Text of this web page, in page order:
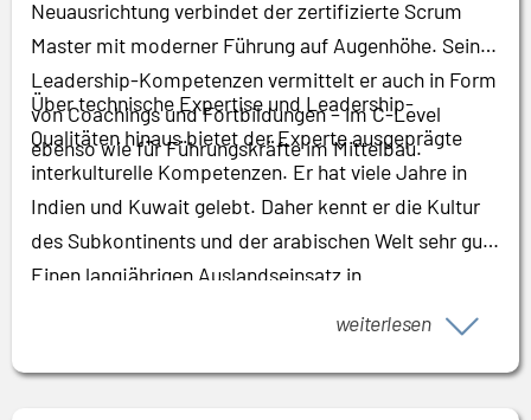
Neuausrichtung verbindet der zertifizierte Scrum
Master mit moderner Führung auf Augenhöhe. Seine
Leadership-Kompetenzen vermittelt er auch in Form
von Coachings und Fortbildungen – im C-Level
ebenso wie für Führungskräfte im Mittelbau.
Über technische Expertise und Leadership-
Qualitäten hinaus bietet der Experte ausgeprägte
interkulturelle Kompetenzen. Er hat viele Jahre in
Indien und Kuwait gelebt. Daher kennt er die Kultur
des Subkontinents und der arabischen Welt sehr gut.
Einen langjährigen Auslandseinsatz in
Führungsqualitäten und sein internationales
weiterlesen